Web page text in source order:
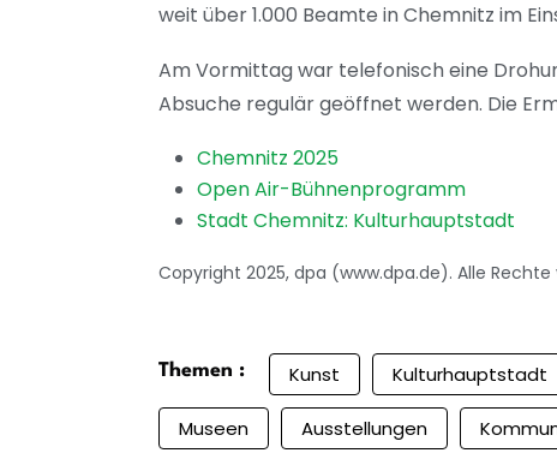
weit über 1.000 Beamte in Chemnitz im
Am Vormittag war telefonisch eine
Absuche regulär geöffnet werden. Die
Chemnitz 2025
Open Air-Bühnenprogramm
Stadt Chemnitz: Kulturhauptstadt
Copyright 2025, dpa (www.dpa.de). Alle
Themen : Kunst Kulturhauptstadt
Museen Ausstellungen